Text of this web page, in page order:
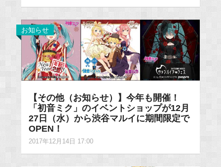
お知らせ
【その他（お知らせ）】今年も開催！
「初音ミク」のイベントショップが12月
27日（水）から渋谷マルイに期間限定で
OPEN！
2017年12月14日 17:00